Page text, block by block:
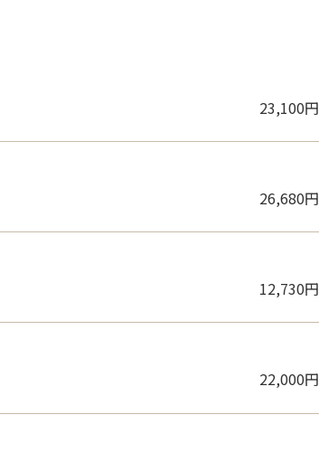
23,100円
26,680円
12,730円
22,000円